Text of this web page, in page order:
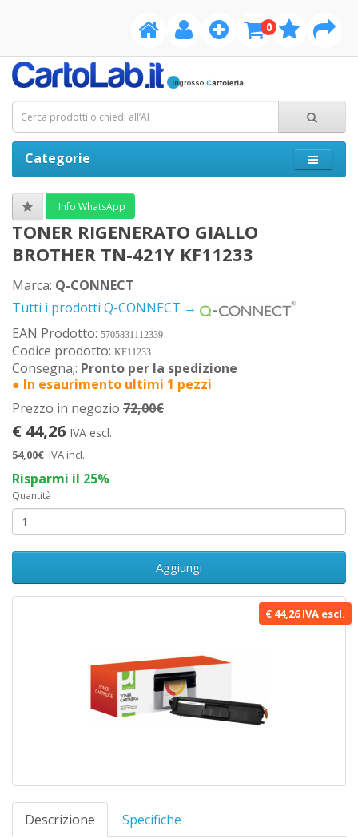
0
Categorie
€ 44,26 IVA escl.
Descrizione Specifiche
Info WhatsApp
TONER RIGENERATO GIALLO
BROTHER TN-421Y KF11233
Marca: Q-CONNECT
Tutti i prodotti Q-CONNECT →
EAN Prodotto: 5705831112339
Codice prodotto: KF11233
Consegna;: Pronto per la spedizione
● In esaurimento ultimi 1 pezzi
Prezzo in negozio 72,00€
€ 44,26 IVA escl.
54,00€ IVA incl.
Risparmi il 25%
Quantità
Aggiungi